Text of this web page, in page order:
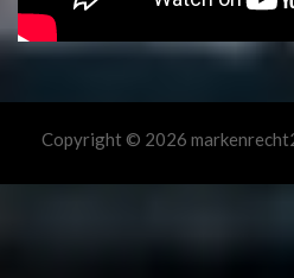
Copyright © 2026